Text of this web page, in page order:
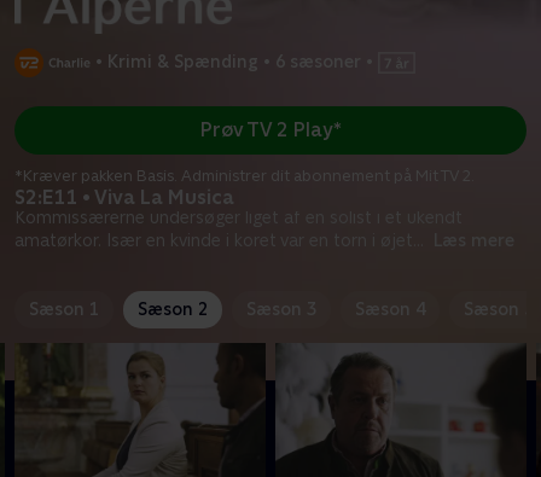
• Krimi & Spænding • 6 sæsoner
S2:E11 • Viva La Musica
Kommissærerne undersøger liget af en solist i et ukendt
amatørkor. Især en kvinde i koret var en torn i øjet
Prøv TV 2 Play*
*Kræver pakken Basis. Administrer dit abonnement på Mit TV 2.
Sæson 1 Sæson 2 Sæson 3 Sæson 4 Sæson 5